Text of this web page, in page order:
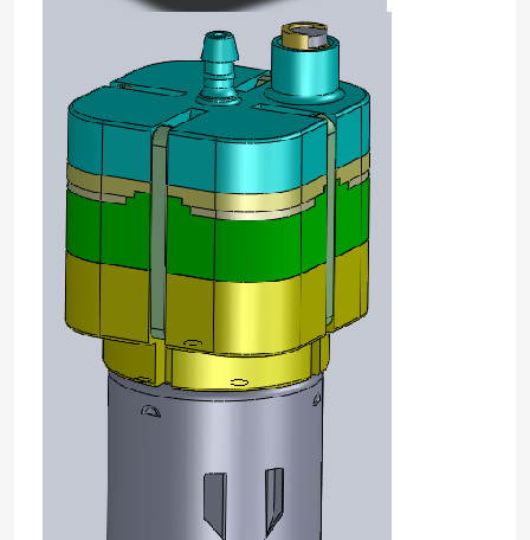
Αεραντλία μικροϋπολογιστών
Κενή αντλία μικροϋπολογιστών
Αεροβαλβίδα μικροϋπολογιστών
Αντλία αέρα για καρέκλες μασάζ
Μηχανή εργαλείων μετάλλων μικροϋπολογιστών
Υδραντλία μικροϋπολογιστών